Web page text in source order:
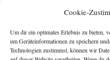
Cookie-
Um dir ein optimales Erlebnis zu bieten,
um Geräteinformationen zu speichern
Technologien zustimmst, können wir